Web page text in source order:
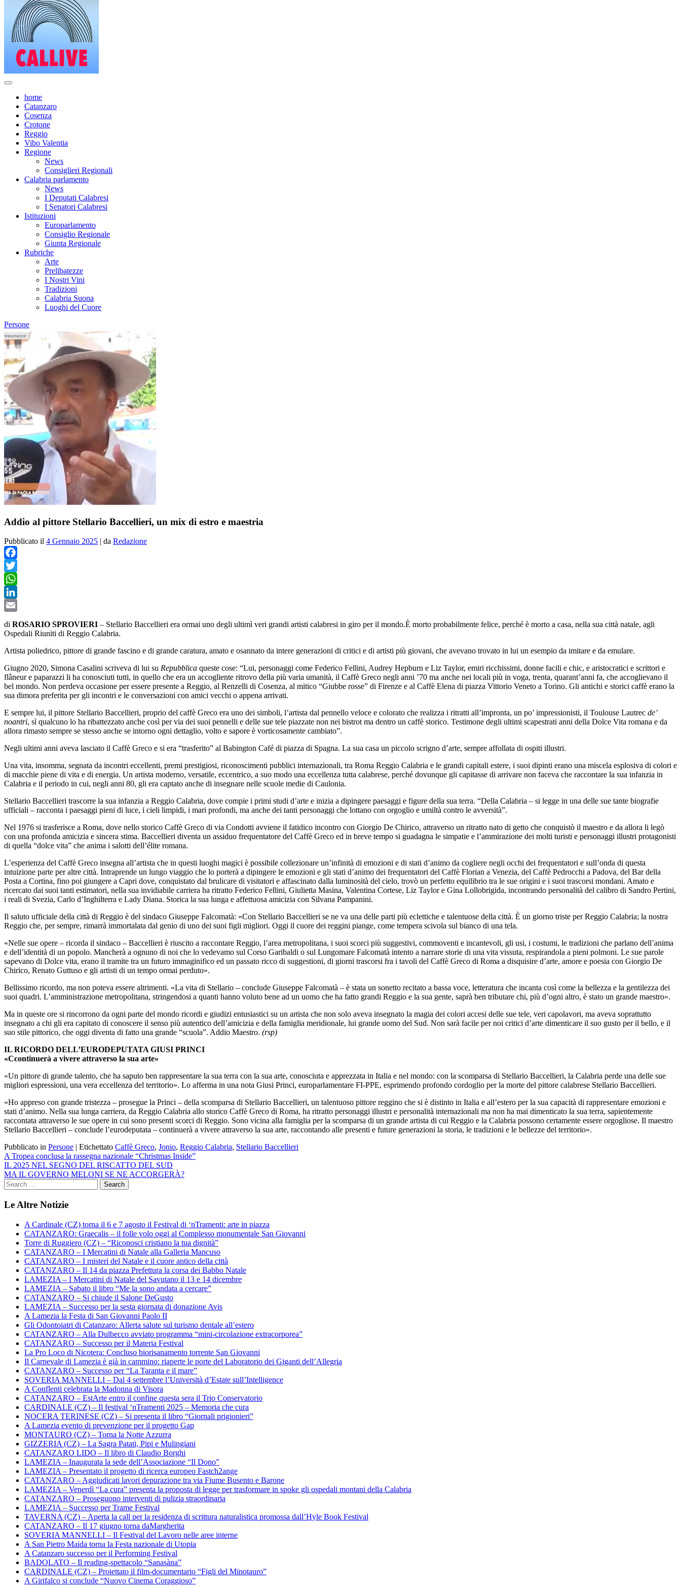
home
Catanzaro
Cosenza
Crotone
Reggio
Vibo Valentia
Regione
News
Consiglieri Regionali
Calabria parlamento
News
I Deputati Calabresi
I Senatori Calabresi
Istituzioni
Europarlamento
Consiglio Regionale
Giunta Regionale
Rubriche
Arte
Prelibatezze
I Nostri Vini
Tradizioni
Calabria Suona
Luoghi del Cuore
Persone
Addio al pittore Stellario Baccellieri, un mix di estro e maestria
Pubblicato il 4 Gennaio 2025 | da Redazione
Facebook
Twitter
WhatsApp
LinkedIn
di ROSARIO SPROVIERI – Stellario Baccellieri era ormai uno degli ultimì veri grandi artisti calabresi in giro per il mondo.È morto probabilmente felice, perché è morto a casa, nella sua città natale, agli
Ospedali Riuniti di Reggio Calabria.
Artista poliedrico, pittore di grande fascino e di grande caratura, amato e osannato da intere generazioni di critici e di artisti più giovani, che avevano trovato in lui un esempio da imitare e da emulare.
Giugno 2020, Simona Casalini scriveva di lui su Repubblica queste cose: “Lui, personaggi come Federico Fellini, Audrey Hepburn e Liz Taylor, emiri ricchissimi, donne facili e chic, e aristocratici e scrittori e
flâneur e paparazzi li ha conosciuti tutti, in quello che era un accogliente ritrovo della più varia umanità, il Caffè Greco negli anni ’70 ma anche nei locali più in voga, trenta, quarant’anni fa, che accoglievano il
bel mondo. Non perdeva occasione per essere presente a Reggio, al Renzelli di Cosenza, al mitico “Giubbe rosse” di Firenze e al Caffè Elena di piazza Vittorio Veneto a Torino. Gli antichi e storici caffè erano la
sua dimora preferita per gli incontri e le conversazioni con amici vecchi o appena arrivati.
E sempre lui, il pittore Stellario Baccellieri, proprio del caffè Greco era uno dei simboli, l’artista dal pennello veloce e colorato che realizza i ritratti all’impronta, un po’ impressionisti, il Toulouse Lautrec de’
noantri, sì qualcuno lo ha ribattezzato anche così per via dei suoi pennelli e delle sue tele piazzate non nei bistrot ma dentro un caffè storico. Testimone degli ultimi scapestrati anni della Dolce Vita romana e da
allora rimasto sempre se stesso anche se intorno ogni dettaglio, volto e sapore è vorticosamente cambiato”.
Negli ultimi anni aveva lasciato il Caffè Greco e si era “trasferito” al Babington Café di piazza di Spagna. La sua casa un piccolo scrigno d’arte, sempre affollata di ospiti illustri.
Una vita, insomma, segnata da incontri eccellenti, premi prestigiosi, riconoscimenti pubblici internazionali, tra Roma Reggio Calabria e le grandi capitali estere, i suoi dipinti erano una miscela esplosiva di colori e
di macchie piene di vita e di energia. Un artista moderno, versatile, eccentrico, a suo modo una eccellenza tutta calabrese, perché dovunque gli capitasse di arrivare non faceva che raccontare la sua infanzia in
Calabria e il periodo in cui, negli anni 80, gli era captato anche di insegnare nelle scuole medie di Caulonia.
Stellario Baccellieri trascorre la sua infanzia a Reggio Calabria, dove compie i primi studi d’arte e inizia a dipingere paesaggi e figure della sua terra. “Della Calabria – si legge in una delle sue tante biografie
ufficiali – racconta i paesaggi pieni di luce, i cieli limpidi, i mari profondi, ma anche dei tanti personaggi che lottano con orgoglio e umiltà contro le avversità”.
Nel 1976 si trasferisce a Roma, dove nello storico Caffè Greco di via Condotti avviene il fatidico incontro con Giorgio De Chirico, attraverso un ritratto nato di getto che conquistò il maestro e da allora li legò
con una profonda amicizia e sincera stima. Baccellieri diventa un assiduo frequentatore del Caffè Greco ed in breve tempo si guadagna le simpatie e l’ammirazione dei molti turisti e personaggi illustri protagonisti
di quella “dolce vita” che anima i salotti dell’élite romana.
L’esperienza del Caffè Greco insegna all’artista che in questi luoghi magici è possibile collezionare un’infinità di emozioni e di stati d’animo da cogliere negli occhi dei frequentatori e sull’onda di questa
intuizione parte per altre città. Intraprende un lungo viaggio che lo porterà a dipingere le emozioni e gli stati d’animo dei frequentatori del Caffè Florian a Venezia, del Caffè Pedrocchi a Padova, del Bar della
Posta a Cortina, fino poi giungere a Capri dove, conquistato dal brulicare di visitatori e affascinato dalla luminosità del cielo, trovò un perfetto equilibrio tra le sue origini e i suoi trascorsi mondani. Amato e
ricercato dai suoi tanti estimatori, nella sua invidiabile carriera ha ritratto Federico Fellini, Giulietta Masina, Valentina Cortese, Liz Taylor e Gina Lollobrigida, incontrando personalità del calibro di Sandro Pertini,
i reali di Svezia, Carlo d’Inghilterra e Lady Diana. Storica la sua lunga e affettuosa amicizia con Silvana Pampanini.
Il saluto ufficiale della città di Reggio è del sindaco Giuseppe Falcomatà: «Con Stellario Baccellieri se ne va una delle parti più eclettiche e talentuose della città. È un giorno triste per Reggio Calabria; la nostra
Reggio che, per sempre, rimarrà immortalata dal genio di uno dei suoi figli migliori. Oggi il cuore dei reggini piange, come tempera scivola sul bianco di una tela.
«Nelle sue opere – ricorda il sindaco – Baccellieri è riuscito a raccontare Reggio, l’area metropolitana, i suoi scorci più suggestivi, commoventi e incantevoli, gli usi, i costumi, le tradizioni che parlano dell’anima
e dell’identità di un popolo. Mancherà a ognuno di noi che lo vedevamo sul Corso Garibaldi o sul Lungomare Falcomatà intento a narrare storie di una vita vissuta, respirandola a pieni polmoni. Le sue parole
sapevano di Dolce vita, erano il tramite tra un futuro immaginifico ed un passato ricco di suggestioni, di giorni trascorsi fra i tavoli del Caffè Greco di Roma a disquisire d’arte, amore e poesia con Giorgio De
Chirico, Renato Guttuso e gli artisti di un tempo ormai perduto».
Bellissimo ricordo, ma non poteva essere altrimenti. «La vita di Stellario – conclude Giuseppe Falcomatà – è stata un sonetto recitato a bassa voce, letteratura che incanta così come la bellezza e la gentilezza dei
suoi quadri. L’amministrazione metropolitana, stringendosi a quanti hanno voluto bene ad un uomo che ha fatto grandi Reggio e la sua gente, saprà ben tributare chi, più d’ogni altro, è stato un grande maestro».
Ma in queste ore si rincorrono da ogni parte del mondo ricordi e giudizi entusiastici su un artista che non solo aveva insegnato la magia dei colori accesi delle sue tele, veri capolavori, ma aveva soprattutto
insegnato a chi gli era capitato di conoscere il senso più autentico dell’amicizia e della famiglia meridionale, lui grande uomo del Sud. Non sarà facile per noi critici d’arte dimenticare il suo gusto per il bello, e il
suo stile pittorico, che oggi diventa di fatto una grande “scuola”. Addio Maestro. (rsp)
IL RICORDO DELL’EURODEPUTATA GIUSI PRINCI
«Ccontinuerà a vivere attraverso la sua arte»
«Un pittore di grande talento, che ha saputo ben rappresentare la sua terra con la sua arte, conosciuta e apprezzata in Italia e nel mondo: con la scomparsa di Stellario Baccellieri, la Calabria perde una delle sue
migliori espressioni, una vera eccellenza del territorio». Lo afferma in una nota Giusi Princi, europarlamentare FI-PPE, esprimendo profondo cordoglio per la morte del pittore calabrese Stellario Baccellieri.
«Ho appreso con grande tristezza – prosegue la Princi – della scomparsa di Stellario Baccellieri, un talentuoso pittore reggino che si è distinto in Italia e all’estero per la sua capacità di rappresentare emozioni e
stati d’animo. Nella sua lunga carriera, da Reggio Calabria allo storico Caffè Greco di Roma, ha ritratto personaggi illustri e personalità internazionali ma non ha mai dimenticato la sua terra, sapientemente
raccontata attraverso le sue opere in cui sono presenti scorci di Reggio. Sono vicina alla famiglia per la scomparsa di un grande artista di cui Reggio e la Calabria possono certamente essere orgogliose. Il maestro
Stellario Baccellieri – conclude l’eurodeputata – continuerà a vivere attraverso la sua arte, raccontando alle presenti e future generazioni la storia, le tradizioni e le bellezze del territorio».
Pubblicato in Persone | Etichettato Caffè Greco, Jonio, Reggio Calabria, Stellario Baccellieri
Navigazione
articoli
A Tropea conclusa la rassegna nazionale “Christmas Inside”
IL 2025 NEL SEGNO DEL RISCATTO DEL SUD
MA IL GOVERNO MELONI SE NE ACCORGERÀ?
Le Altre Notizie
A Cardinale (CZ) torna il 6 e 7 agosto il Festival di ‘nTramenti: arte in piazza
CATANZARO: Graecalis – il folle volo oggi al Complesso monumentale San Giovanni
Torre di Ruggiero (CZ) – “Riconosci cristiano la tua dignità”
CATANZARO – I Mercatini di Natale alla Galleria Mancuso
CATANZARO – I misteri del Natale e il cuore antico della città
CATANZARO – Il 14 da piazza Prefettura la corsa dei Babbo Natale
LAMEZIA – I Mercatini di Natale del Savutano il 13 e 14 dicembre
LAMEZIA – Sabato il libro “Me la sono andata a cercare”
CATANZARO – Si chiude il Salone DeGusto
LAMEZIA – Successo per la sesta giornata di donazione Avis
A Lamezia la Festa di San Giovanni Paolo II
Gli Odontoiatri di Catanzaro: Allerta salute sul turismo dentale all’estero
CATANZARO – Alla Dulbecco avviato programma “mini-circolazione extracorporea”
CATANZARO – Successo per il Materia Festival
La Pro Loco di Nicotera: Concluso biorisanamento torrente San Giovanni
Il Carnevale di Lamezia è già in cammino: riaperte le porte del Laboratorio dei Giganti dell’Allegria
CATANZARO – Successo per “La Taranta e il mare”
SOVERIA MANNELLI – Dal 4 settembre l’Università d’Estate sull’Intelligence
A Conflenti celebrata la Madonna di Visora
CATANZARO – EstArte entro il confine questa sera il Trio Conservatorio
CARDINALE (CZ) – Il festival ‘nTramenti 2025 – Memoria che cura
NOCERA TERINESE (CZ) – Si presenta il libro “Giornali prigionieri”
A Lamezia evento di prevenzione per il progetto Gap
MONTAURO (CZ) – Torna la Notte Azzurra
GIZZERIA (CZ) – La Sagra Patati, Pipi e Mulingiani
CATANZARO LIDO – Il libro di Claudio Borghi
LAMEZIA – Inaugurata la sede dell’Associazione “Il Dono”
LAMEZIA – Presentato il progetto di ricerca europeo Fastch2ange
CATANZARO – Aggiudicati lavori depurazione tra via Fiume Busento e Barone
LAMEZIA – Venerdì “La cura” presenta la proposta di legge per trasformare in spoke gli ospedali montani della Calabria
CATANZARO – Proseguono interventi di pulizia straordinaria
LAMEZIA – Successo per Trame Festival
TAVERNA (CZ) – Aperta la call per la residenza di scrittura naturalistica promossa dall’Hyle Book Festival
CATANZARO – Il 17 giugno torna daMargherita
SOVERIA MANNELLI – Il Festival del Lavoro nelle aree interne
A San Pietro Maida torna la Festa nazionale di Utopia
A Catanzaro successo per il Performing Festival
BADOLATO – Il reading-spettacolo “Sanasàna”
CARDINALE (CZ) – Proiettato il film-documentario “Figli del Minotauro”
A Girifalco si conclude “Nuovo Cinema Coraggioso”